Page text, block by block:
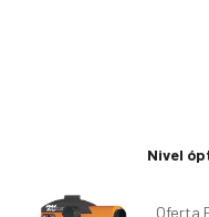
Nivel
Oferta